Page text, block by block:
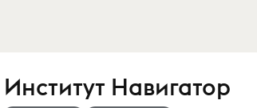
Институт Навигатор